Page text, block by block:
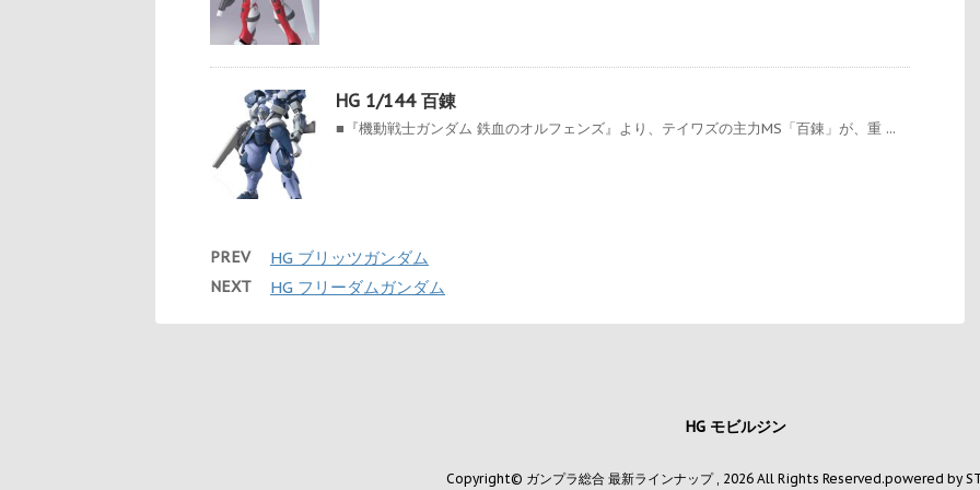
HG 1/144 百錬
■『機動戦士ガンダム 鉄血のオルフェンズ』より、テイワズの主力MS「百錬」が、重 ...
PREV HG ブリッツガンダム
NEXT HG フリーダムガンダム
HG モビルジン
Copyright© ガンプラ総合 最新ラインナップ , 2026 All Rights Reserved.powered by